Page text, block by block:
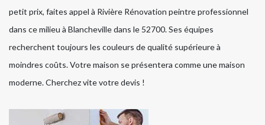
petit prix, faites appel à Rivière Rénovation peintre professionnel
dans ce milieu à Blancheville dans le 52700. Ses équipes
recherchent toujours les couleurs de qualité supérieure à
moindres coûts. Votre maison se présentera comme une maison
moderne. Cherchez vite votre devis !